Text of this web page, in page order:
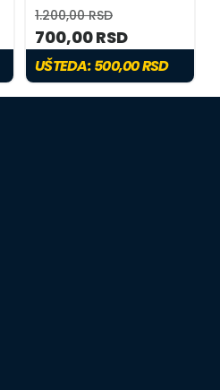
1.200,00 RSD
700,00 RSD
UŠTEDA:500,00 RSD